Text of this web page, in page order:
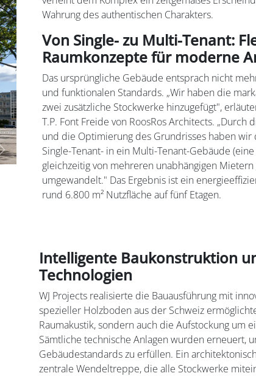
Volgende
Wahrung des authentischen Charakters.
Von Single- zu Multi-Tenant:
Raumkonzepte für moderne
Das ursprüngliche Gebäude entsprach nicht
und funktionalen Standards. „Wir haben die
zwei zusätzliche Stockwerke hinzugefügt",
T.P. Font Freide von RoosRos Architects. „Durch
und die Optimierung des Grundrisses haben wir
Single-Tenant- in ein Multi-Tenant-Gebäude
gleichzeitig von mehreren unabhängigen
umgewandelt." Das Ergebnis ist ein
rund 6.800 m² Nutzfläche auf fünf Etagen.
Intelligente Baukonstruktion
Technologien
WJ Projects realisierte die Bauausführung mit
spezieller Holzboden aus der Schweiz
Raumakustik, sondern auch die Aufstockung um
Sämtliche technische Anlagen wurden erneuert,
Gebäudestandards zu erfüllen. Ein
zentrale Wendeltreppe, die alle Stockwerke